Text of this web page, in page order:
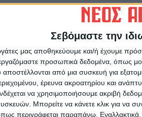
Σεβόμαστε την
μας αποθηκεύουμε και/ή έχουμε
προσωπικά δεδομένα, όπως
από μια συσκευή για
έρευνα ακροατηρίου και
να χρησιμοποιήσουμε ακριβή
Μπορείτε να κάνετε κλικ για να
περιγράφεται παραπάνω.
ΝΕΟΣ ΑΓΩΝ στο Google
της Καρδίτσας και ευρύτερα της